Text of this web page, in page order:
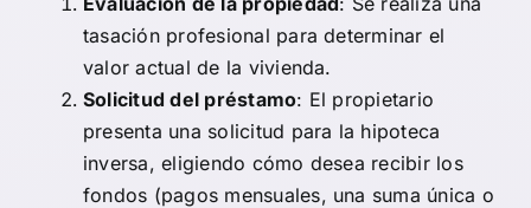
tasación profesional para determinar el
valor actual de la vivienda.
Solicitud del préstamo: El propietario
presenta una solicitud para la hipoteca
inversa, eligiendo cómo desea recibir los
fondos (pagos mensuales, una suma única o